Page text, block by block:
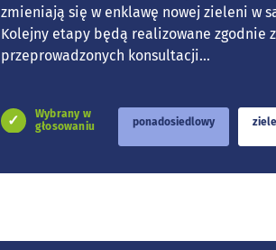
zmieniają się w enklawę nowej zieleni w
Kolejny etapy będą realizowane zgodnie
przeprowadzonych konsultacji...
Wybrany w
głosowaniu
ponadosiedlowy